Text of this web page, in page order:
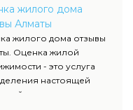
домов и иной
собственности.
жилого дома
Алматы
жилого дома отзывы
Оценка жилой
- это услуга
настоящей
стоимости квартир,